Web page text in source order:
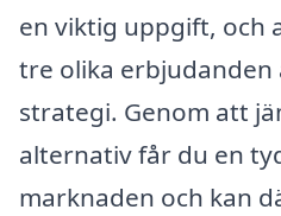
en viktig uppgift, och
tre olika erbjudanden
strategi. Genom att
alternativ får du en
marknaden och kan